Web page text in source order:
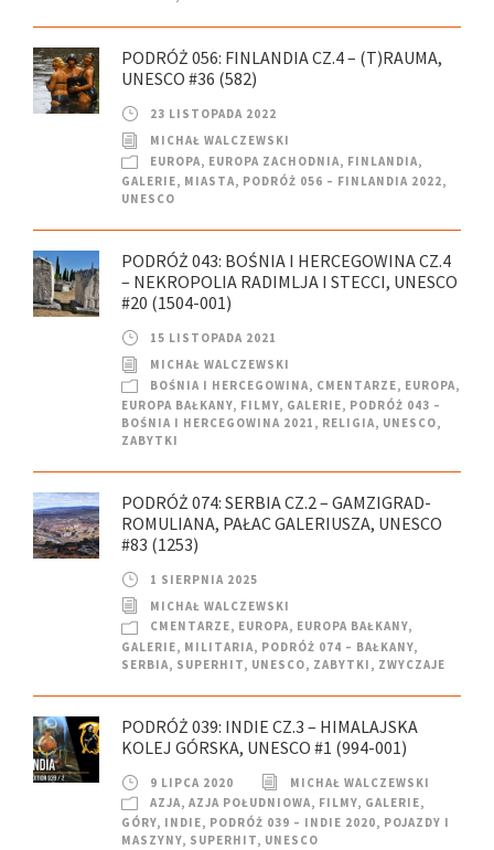
PODRÓŻ 056: FINLANDIA CZ.4 – (T)RAUMA,
UNESCO #36 (582)
23 LISTOPADA 2022
MICHAŁ WALCZEWSKI
EUROPA, EUROPA ZACHODNIA, FINLANDIA,
GALERIE, MIASTA, PODRÓŻ 056 – FINLANDIA 2022,
UNESCO
PODRÓŻ 043: BOŚNIA I HERCEGOWINA CZ.4
– NEKROPOLIA RADIMLJA I STECCI, UNESCO
#20 (1504-001)
15 LISTOPADA 2021
MICHAŁ WALCZEWSKI
BOŚNIA I HERCEGOWINA, CMENTARZE, EUROPA,
EUROPA BAŁKANY, FILMY, GALERIE, PODRÓŻ 043 –
BOŚNIA I HERCEGOWINA 2021 , RELIGIA, UNESCO,
ZABYTKI
PODRÓŻ 074: SERBIA CZ.2 – GAMZIGRAD-
ROMULIANA, PAŁAC GALERIUSZA, UNESCO
#83 (1253)
1 SIERPNIA 2025
MICHAŁ WALCZEWSKI
CMENTARZE, EUROPA, EUROPA BAŁKANY,
GALERIE, MILITARIA, PODRÓŻ 074 – BAŁKANY,
SERBIA, SUPERHIT, UNESCO, ZABYTKI , ZWYCZAJE
PODRÓŻ 039: INDIE CZ.3 – HIMALAJSKA
KOLEJ GÓRSKA, UNESCO #1 (994-001)
9 LIPCA 2020
MICHAŁ WALCZEWSKI
AZJA, AZJA POŁUDNIOWA, FILMY, GALERIE,
GÓRY, INDIE, PODRÓŻ 039 – INDIE 2020, POJAZDY I
MASZYNY, SUPERHIT, UNESCO